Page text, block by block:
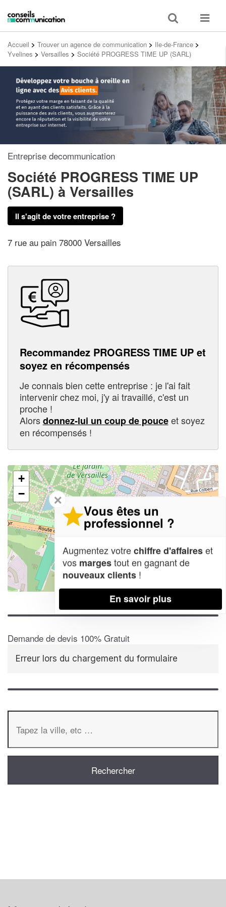
Toggle
search
Toggle
Accueil > Trouver un agence de communication > Ile-de-France >
Yvelines > Versailles > Société PROGRESS TIME UP (SARL)
Entreprise decommunication
Société PROGRESS TIME UP
(SARL) à Versailles
Il s'agit de votre entreprise ?
7 rue au pain 78000 Versailles
Recommandez PROGRESS TIME UP et
soyez en récompensés
Je connais bien cette entreprise : je l'ai fait
intervenir chez moi, j'y ai travaillé, c'est un
proche !
Alorsdonnez-lui un coup de pouceet soyez
en récompensés !
+
−
Leaflet| Map data ©OpenStreetMap contributors,CC-BY-SA
Demande de devis 100% Gratuit
Erreur lors du chargement du formulaire
✕
Vous êtes un
professionnel ?
Augmentez votrechiffre d'affaireset
vos margestout en gagnant de
nouveaux clients !
En savoir plus